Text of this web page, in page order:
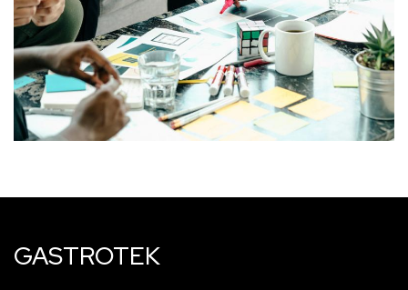
GASTROTEK